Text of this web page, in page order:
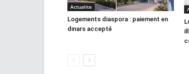
Actualite
Logements diaspora : paiement en
dinars accepté